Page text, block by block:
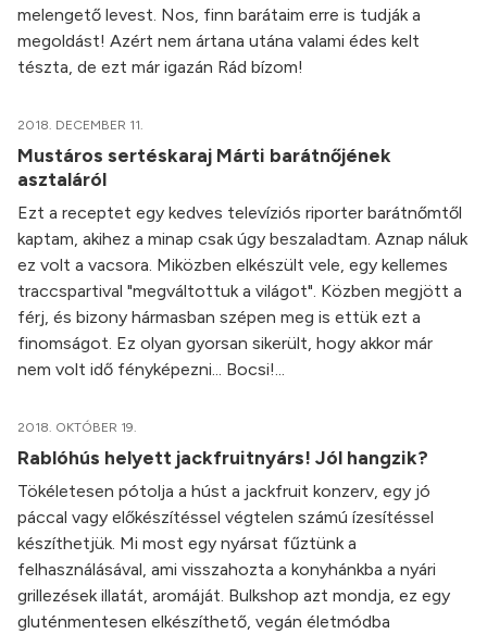
melengető levest. Nos, finn barátaim erre is tudják a
megoldást! Azért nem ártana utána valami édes kelt
tészta, de ezt már igazán Rád bízom!
2018. DECEMBER 11.
Mustáros sertéskaraj Márti barátnőjének
asztaláról
Ezt a receptet egy kedves televíziós riporter barátnőmtől
kaptam, akihez a minap csak úgy beszaladtam. Aznap náluk
ez volt a vacsora. Miközben elkészült vele, egy kellemes
traccspartival "megváltottuk a világot". Közben megjött a
férj, és bizony hármasban szépen meg is ettük ezt a
finomságot. Ez olyan gyorsan sikerült, hogy akkor már
nem volt idő fényképezni... Bocsi!...
2018. OKTÓBER 19.
Rablóhús helyett jackfruitnyárs! Jól hangzik?
Tökéletesen pótolja a húst a jackfruit konzerv, egy jó
páccal vagy előkészítéssel végtelen számú ízesítéssel
készíthetjük. Mi most egy nyársat fűztünk a
felhasználásával, ami visszahozta a konyhánkba a nyári
grillezések illatát, aromáját. Bulkshop azt mondja, ez egy
gluténmentesen elkészíthető, vegán életmódba